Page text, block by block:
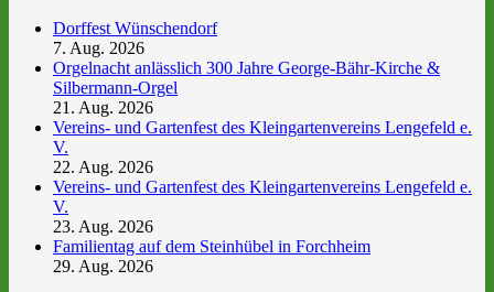
Dorffest Wünschendorf
7. Aug. 2026
Orgelnacht anlässlich 300 Jahre George-Bähr-Kirche &
Silbermann-Orgel
21. Aug. 2026
Vereins- und Gartenfest des Kleingartenvereins Lengefeld e.
V.
22. Aug. 2026
Vereins- und Gartenfest des Kleingartenvereins Lengefeld e.
V.
23. Aug. 2026
Familientag auf dem Steinhübel in Forchheim
29. Aug. 2026